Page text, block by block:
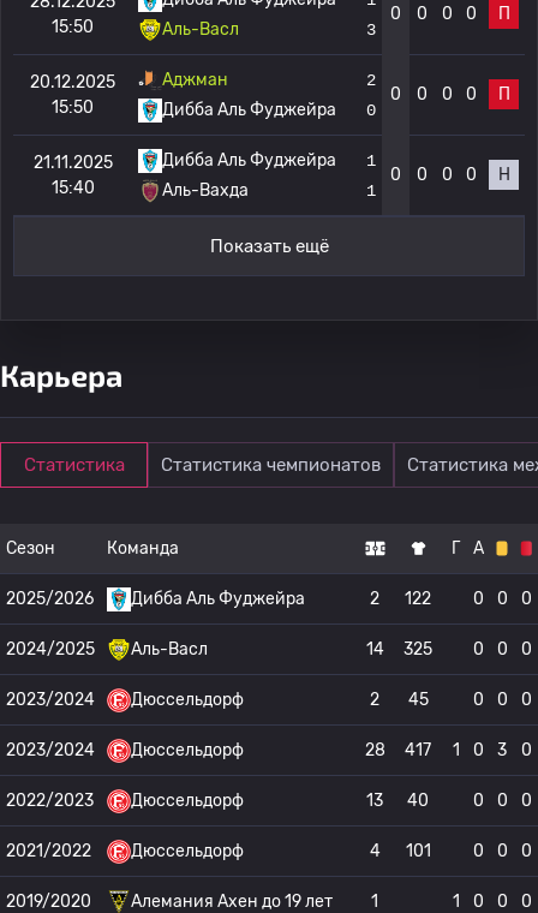
15:50
Аль-Васл
3
0 0 0 0 П
20.12.2025
15:50
Аджман
Дибба Аль Фуджейра
2
0
0 0 0 0 П
21.11.2025
15:40
Дибба Аль Фуджейра
Аль-Вахда
1
1
0 0 0 0 Н
Показать ещё
Карьера
Статистика Статистика чемпионатов Статистика
Сезон Команда Г А
2025/2026 Дибба Аль Фуджейра 2 122 0 0 0
2024/2025 Аль-Васл 14 325 0 0 0
2023/2024 Дюссельдорф 2 45 0 0 0
2023/2024 Дюссельдорф 28 417 1 0 3 0
2022/2023 Дюссельдорф 13 40 0 0 0
2021/2022 Дюссельдорф 4 101 0 0 0
2019/2020 Алемания Ахен до 19 лет 1 1 0 0 0